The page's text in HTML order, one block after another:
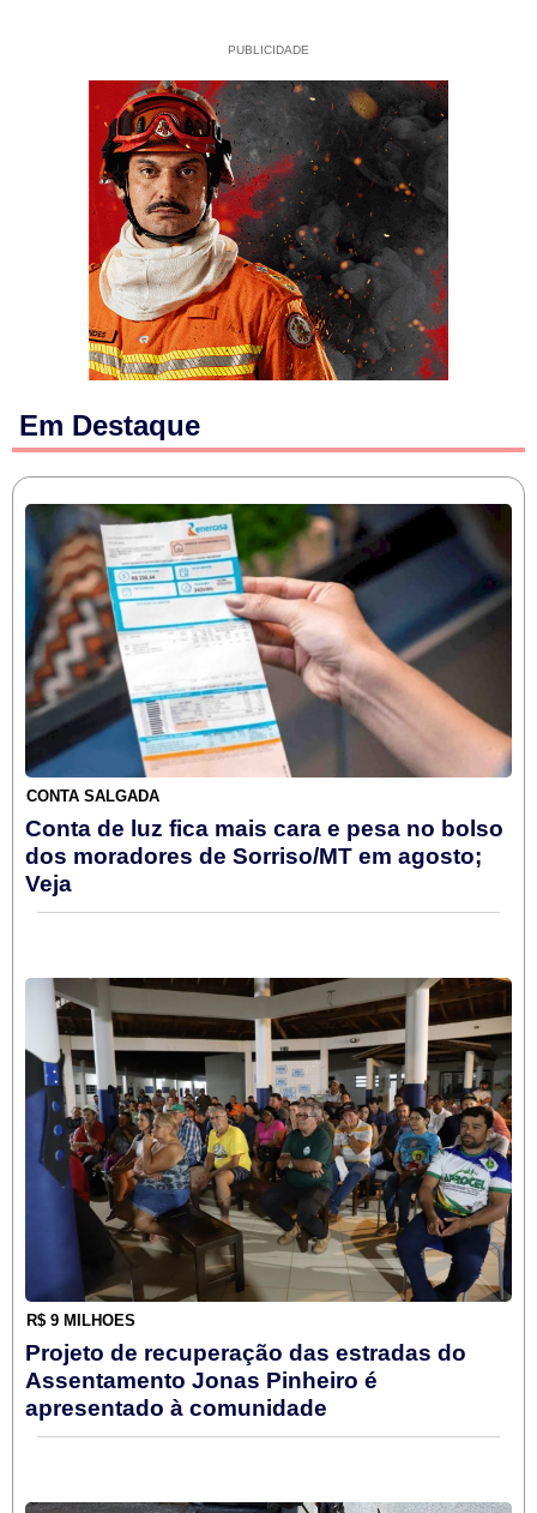
PUBLICIDADE
Em Destaque
CONTA SALGADA
Conta de luz fica mais cara e pesa no bolso
dos moradores de Sorriso/MT em agosto;
Veja
R$ 9 MILHÕES
Projeto de recuperação das estradas do
Assentamento Jonas Pinheiro é
apresentado à comunidade